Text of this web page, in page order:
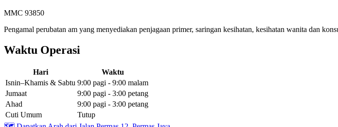
MMC 93850
Pengamal perubatan am yang menyediakan penjagaan primer, saringan kesihatan, kesihatan wanita dan
Waktu Operasi
Hari
Waktu
Isnin–Khamis & Sabtu 9:00 pagi - 9:00 malam
Jumaat
9:00 pagi - 3:00 petang
Ahad
9:00 pagi - 3:00 petang
Cuti Umum
Tutup